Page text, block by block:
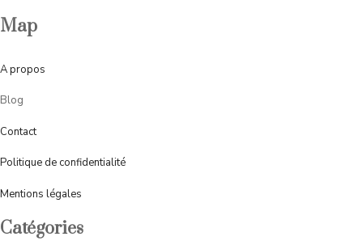
Map
Apropos
Blog
Contact
Politique de confidentialité
Mentions légales
Catégories